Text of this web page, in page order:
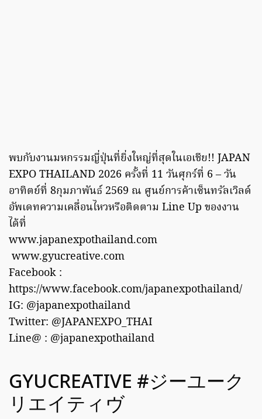
พบกับงานมหกรรมญี่ปุ่นที่ยิ่งใหญ่ที่สุดในเอเชีย!! JAPAN
EXPO THAILAND 2026 ครั้งที่ 11 วันศุกร์ที่ 6 – วัน
อาทิตย์ที่ 8กุมภาพันธ์ 2569 ณ ศูนย์การค้าเซ็นทรัลเวิลด์
อัพเดทความเคลื่อนไหวหรือติดตาม Line Up ของงาน
ได้ที่
www.japanexpothailand.com
www.gyucreative.com
Facebook :
https://www.facebook.com/japanexpothailand/
IG: @japanexpothailand
Twitter: @JAPANEXPO_THAI
Line@ : @japanexpothailand
GYUCREATIVE #ジーユーク
リエイティヴ